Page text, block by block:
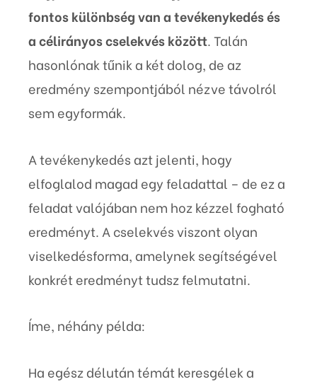
fontos különbség van a tevékenykedés és
a célirányos cselekvés között. Talán
hasonlónak tűnik a két dolog, de az
eredmény szempontjából nézve távolról
sem egyformák.
A tevékenykedés azt jelenti, hogy
elfoglalod magad egy feladattal – de ez a
feladat valójában nem hoz kézzel fogható
eredményt. A cselekvés viszont olyan
viselkedésforma, amelynek segítségével
konkrét eredményt tudsz felmutatni.
Íme, néhány példa:
Ha egész délután témát keresgélek a